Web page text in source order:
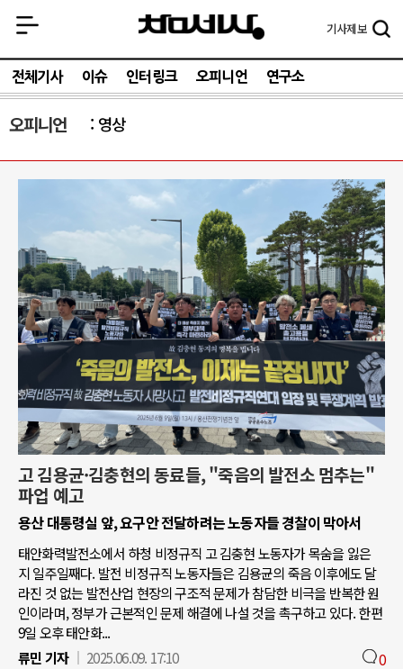
기사제보
전체기사 이슈 인터링크 오피니언 연구소
오피니언 영상
고 김용균·김충현의 동료들, "죽음의 발전소 멈추는"
파업 예고
용산 대통령실 앞, 요구안 전달하려는 노동자들 경찰이 막아서
태안화력발전소에서 하청 비정규직 고 김충현 노동자가 목숨을 잃은
지 일주일째다. 발전 비정규직 노동자들은 김용균의 죽음 이후에도 달
라진 것 없는 발전산업 현장의 구조적 문제가 참담한 비극을 반복한 원
인이라며, 정부가 근본적인 문제 해결에 나설 것을 촉구하고 있다. 한편
9일 오후 태안화...
류민 기자
2025.06.09. 17:10 0